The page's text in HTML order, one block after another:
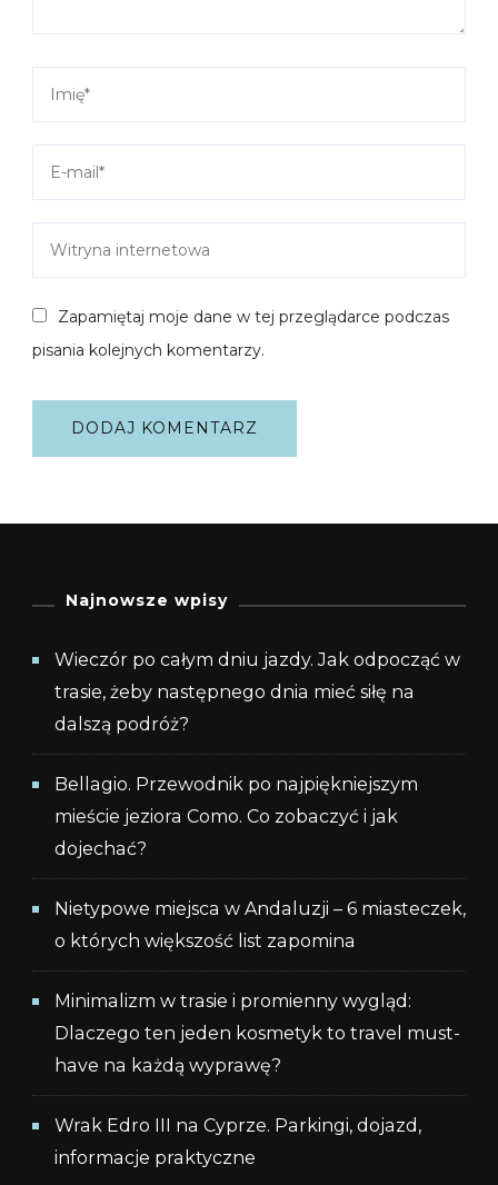
Zapamiętaj moje dane w tej przeglądarce podczas
pisania kolejnych komentarzy.
Najnowsze wpisy
Wieczór po całym dniu jazdy. Jak odpocząć w
trasie, żeby następnego dnia mieć siłę na
dalszą podróż?
Bellagio. Przewodnik po najpiękniejszym
mieście jeziora Como. Co zobaczyć i jak
dojechać?
Nietypowe miejsca w Andaluzji – 6 miasteczek,
o których większość list zapomina
Minimalizm w trasie i promienny wygląd:
Dlaczego ten jeden kosmetyk to travel must-
have na każdą wyprawę?
Wrak Edro III na Cyprze. Parkingi, dojazd,
informacje praktyczne